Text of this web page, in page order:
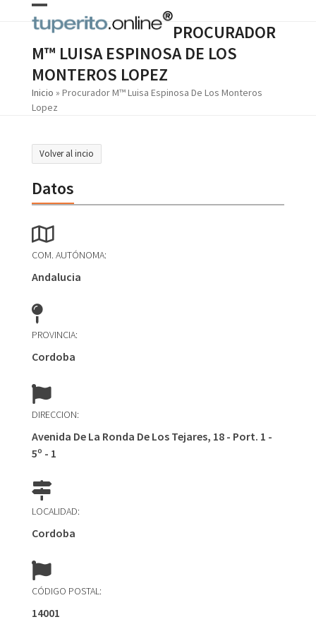
Open
mobile
menu
Close
mobile
menu
PROCURADOR
M™ LUISA ESPINOSA DE LOS
MONTEROS LOPEZ
Inicio » Procurador M™ Luisa Espinosa De Los Monteros
Lopez
Volver al incio
Datos
COM. AUTÓNOMA:
Andalucia
PROVINCIA:
Cordoba
DIRECCION:
Avenida De La Ronda De Los Tejares, 18 - Port. 1 -
5º - 1
LOCALIDAD:
Cordoba
CÓDIGO POSTAL:
14001